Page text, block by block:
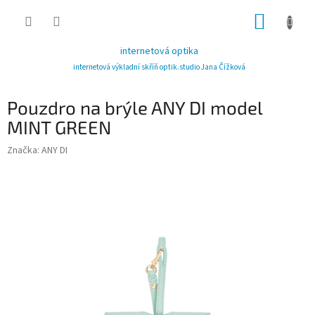
internetová optika
internetová výkladní skříň optik.studio Jana Čížková
Pouzdro na brýle ANY DI model
MINT GREEN
Značka: ANY DI